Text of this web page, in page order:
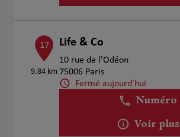
17
9.84 km
Life & Co
10 rue de l'Odéon
75006 Paris
Fermé aujourd'hui
Numéro
Voir plus